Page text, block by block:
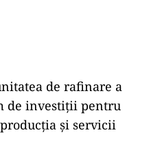
de rafinare a
de investiții pentru
și servicii